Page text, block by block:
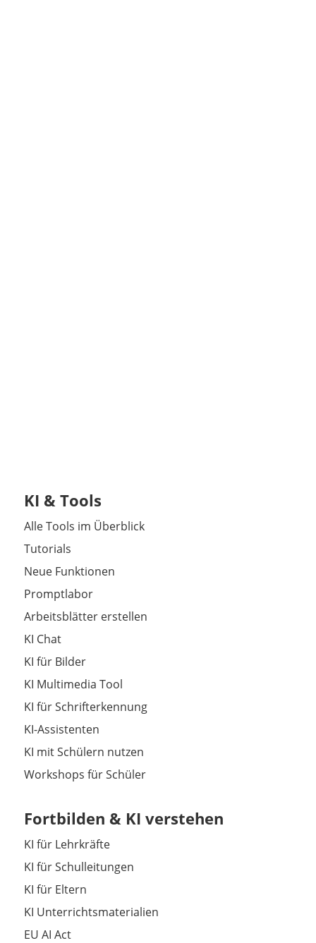
KI & Tools
Alle Tools im Überblick
Tutorials
Neue Funktionen
Promptlabor
Arbeitsblätter erstellen
KI Chat
KI für Bilder
KI Multimedia Tool
KI für Schrifterkennung
KI-Assistenten
KI mit Schülern nutzen
Workshops für Schüler
Fortbilden & KI verstehen
KI für Lehrkräfte
KI für Schulleitungen
KI für Eltern
KI Unterrichtsmaterialien
EU AI Act